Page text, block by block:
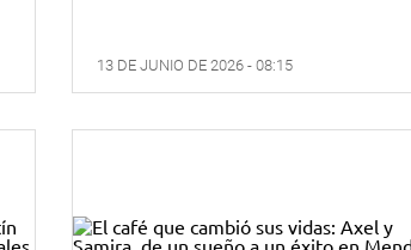
13 DE JUNIO DE 2026 - 08:15